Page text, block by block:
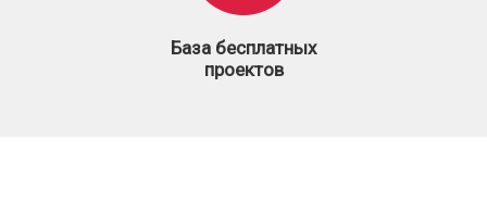
База бесплатных
проектов